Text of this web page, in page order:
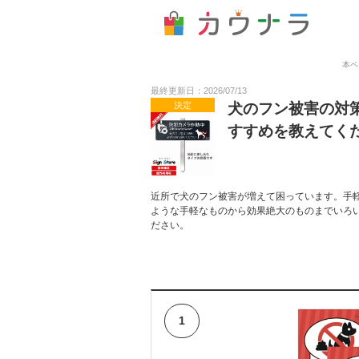
本
最終更新日：2026/07/13
決定
犬のフン被害の対
すすめを教えてく
近所で犬のフン被害が増えて困っています。
ような手軽なものから効果絶大のものまでい
ださい。
1